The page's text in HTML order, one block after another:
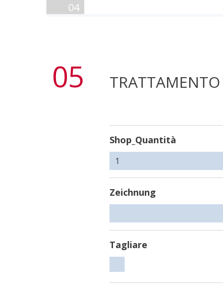
04
05 TRATTAMENTO
Shop_Quantità
Zeichnung
Tagliare